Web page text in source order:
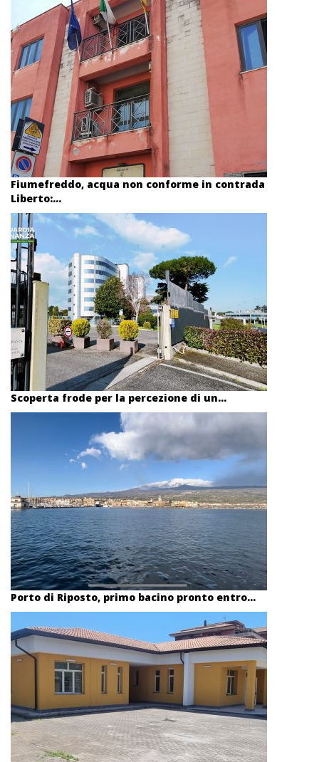
Fiumefreddo, acqua non conforme in contrada
Liberto:...
Scoperta frode per la percezione di un...
Porto di Riposto, primo bacino pronto entro...